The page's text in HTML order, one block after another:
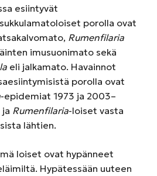
esiintyvät
porolla ovat
Rumenfilaria
imusuonimato sekä
eli jalkamato. Havainnot
porolla ovat
-epidemiat 1973 ja 2003–
ja Rumenfilaria-loiset vasta
lähtien.
loiset ovat hypänneet
Hypätessään uuteen